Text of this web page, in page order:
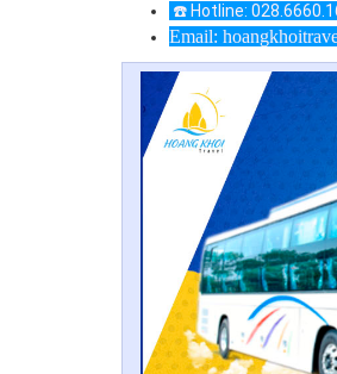
☎️ Hotline:
Email: